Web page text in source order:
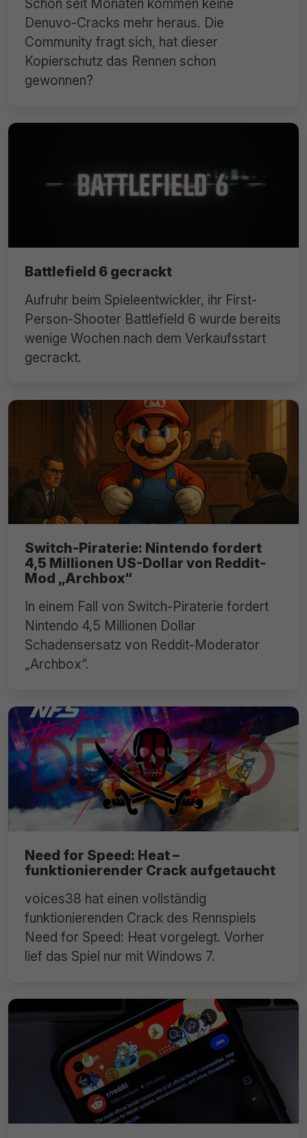
Schon seit Monaten kommen keine
Denuvo-Cracks mehr heraus. Die
Community fragt sich, hat dieser
Kopierschutz das Rennen schon
gewonnen?
Battlefield 6 gecrackt
Aufruhr beim Spieleentwickler, ihr First-
Person-Shooter Battlefield 6 wurde bereits
wenige Wochen nach dem Verkaufsstart
gecrackt.
Switch-Piraterie: Nintendo fordert
4,5 Millionen US-Dollar von Reddit-
Mod „Archbox“
In einem Fall von Switch-Piraterie fordert
Nintendo 4,5 Millionen Dollar
Schadensersatz von Reddit-Moderator
„Archbox“.
Need for Speed: Heat –
funktionierender Crack aufgetaucht
voices38 hat einen vollständig
funktionierenden Crack des Rennspiels
Need for Speed: Heat vorgelegt. Vorher
lief das Spiel nur mit Windows 7.